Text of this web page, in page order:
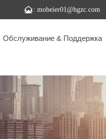
: mobeier01@hgzc.com
Обслуживание & Поддержка